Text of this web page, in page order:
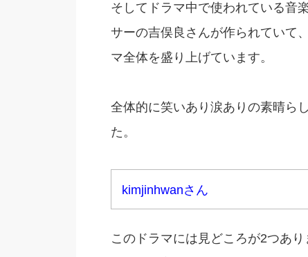
そしてドラマ中で使われている音
サーの吉俣良さんが作られていて
マ全体を盛り上げています。
全体的に笑いあり涙ありの素晴ら
た。
kimjinhwanさん
このドラマには見どころが2つあ